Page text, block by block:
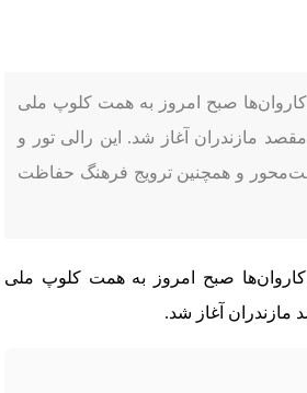
صبح امروز به همت کلوپ ملی
مقصد مازندران آغاز شد. این رالی تور و
و همچنین ترویج فرهنگ حفاظت
صبح امروز به همت کلوپ ملی
مازندران آغاز شد.